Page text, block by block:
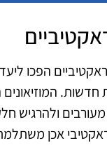
הפכו
חדשות.
ולהרגיש
אכן